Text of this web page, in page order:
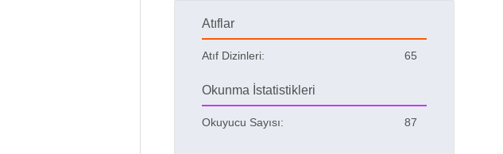
Atıflar
Atıf Dizinleri: 65
Okunma İstatistikleri
Okuyucu Sayısı: 87